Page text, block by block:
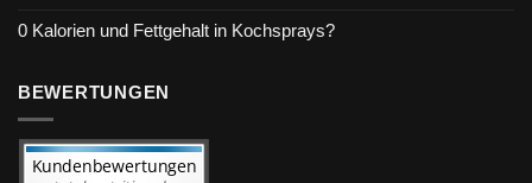
0 Kalorien und Fettgehalt in Kochsprays?
BEWERTUNGEN